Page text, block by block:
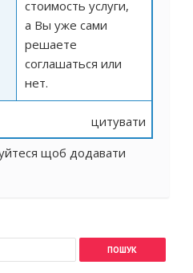
стоимость услуги,
а Вы уже сами
решаете
соглашаться или
нет.
цитувати
щоб додавати